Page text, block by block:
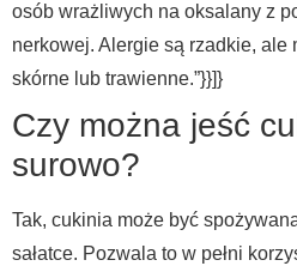
osób wrażliwych na oksalany z
nerkowej. Alergie są rzadkie,
skórne lub trawienne.”}}]}
Czy można jeść
surowo?
Tak, cukinia może być
sałatce. Pozwala to w pełni